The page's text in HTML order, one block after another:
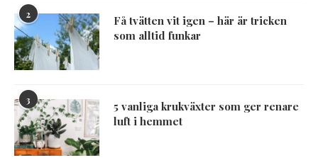
2
Få tvätten vit igen – här är tricken
som alltid funkar
3
5 vanliga krukväxter som ger renare
luft i hemmet